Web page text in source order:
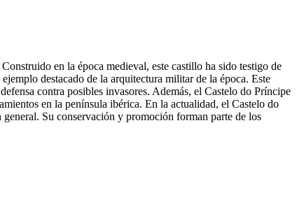
en la época medieval, este castillo ha sido testigo de
destacado de la arquitectura militar de la época. Este
contra posibles invasores. Además, el Castelo do Príncipe
en la península ibérica. En la actualidad, el Castelo do
Su conservación y promoción forman parte de los